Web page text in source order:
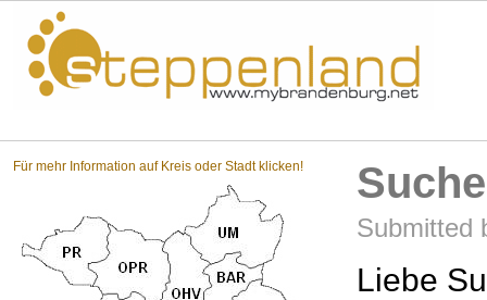
Für mehr Information auf Kreis oder Stadt klicken! Suche
Submitted
Liebe